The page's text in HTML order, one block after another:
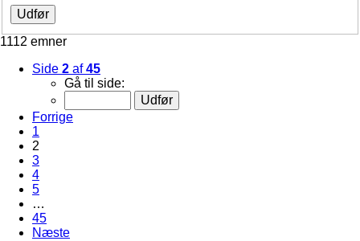
1112 emner
Side 2 af45
Gå til side:
Forrige
1
2
3
4
5
…
45
Næste